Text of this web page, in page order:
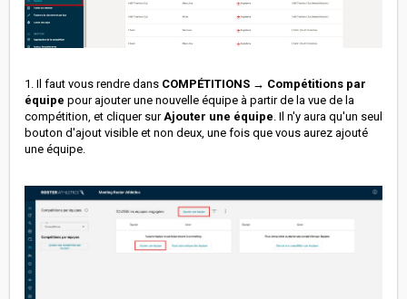
1. Il faut vous rendre dans COMPÉTITIONS → Compétitions par
équipe pour ajouter une nouvelle équipe à partir de la vue de la
compétition, et cliquer surAjouter une équipe. Il n'y aura qu'un seul
bouton d'ajout visible et non deux, une fois que vous aurez ajouté
une équipe.